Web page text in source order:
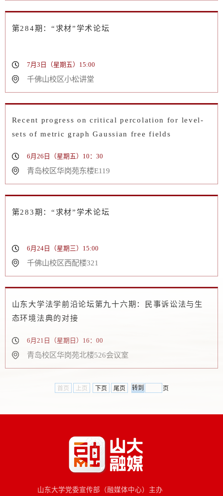
第284期：“求材”学术论坛
7月3日（星期五）15:00
千佛山校区小松讲堂
Recent progress on critical percolation for level-
sets of metric graph Gaussian free fields
6月26日（星期五）10：30
青岛校区华岗苑东楼E119
第283期：“求材”学术论坛
6月24日（星期三）15:00
千佛山校区西配楼321
山东大学法学前沿论坛第九十六期：民事诉讼法与生
态环境法典的对接
6月21日（星期日）16：00
青岛校区华岗苑北楼526会议室
首页 上页 下页 尾页 页
山东大学党委宣传部（融媒体中心）主办